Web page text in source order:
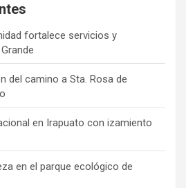
fortalece servicios y
del camino a Sta. Rosa de
en Irapuato con izamiento
en el parque ecológico de